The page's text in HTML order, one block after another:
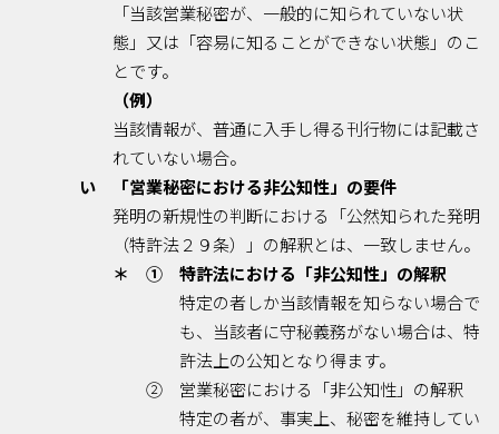
「当該営業秘密が、一般的に知られていない状
態」又は「容易に知ることができない状態」のこ
とです。
（例）
当該情報が、普通に入手し得る刊行物には記載さ
れていない場合。
い 「営業秘密における非公知性」の要件
発明の新規性の判断における「公然知られた発明
（特許法２９条）」の解釈とは、一致しません。
＊ ① 特許法における「非公知性」の解釈
特定の者しか当該情報を知らない場合で
も、当該者に守秘義務がない場合は、特
許法上の公知となり得ます。
② 営業秘密における「非公知性」の解釈
特定の者が、事実上、秘密を維持してい